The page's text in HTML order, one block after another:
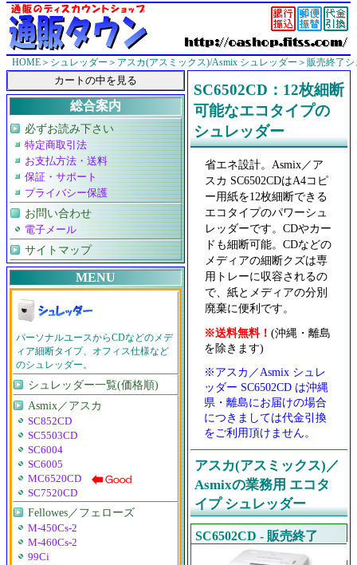
SC6502CD：12枚細断
可能なエコタイプの
シュレッダー
省エネ設計。Asmix／ア
スカ SC6502CDはA4コピ
ー用紙を12枚細断できる
エコタイプのパワーシュ
レッダーです。CDやカー
ドも細断可能。CDなどの
メディアの細断クズは専
用トレーに収容されるの
で、紙とメディアの分別
廃棄に便利です。
※送料無料！ (沖縄・離島
を除きます)
※アスカ／Asmix シュレ
ッダー SC6502CD は沖縄
県・離島にお届けの場合
につきましては代金引換
をご利用頂けません。
アスカ(アスミックス)／
Asmixの業務用 エコタ
イプ シュレッダー
SC6502CD - 販売終了
総合案内
必ずお読み下さい
特定商取引法
お支払方法・送料
保証・サポート
プライバシー保護
お問い合わせ
電子メール
サイトマップ
MENU
パーソナルユースからCDなどのメデ
ィア細断タイプ、オフィス仕様など
のシュレッダー。
シュレッダー一覧(価格順)
Asmix／アスカ
SC852CD
SC5503CD
SC6004
SC6005
MC6520CD
SC7520CD
Fellowes／フェローズ
M-450Cs-2
M-460Cs-2
99Ci
HOME ＞ シュレッダー ＞ アスカ(アスミックス)/Asmix シュレッダー ＞ 販売終了